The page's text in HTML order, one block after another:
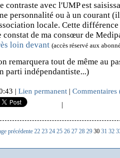
contraste avec l'UMP est
personnalité ou à un courant
locale. Cette
constat de ma consœur de
loin devant (accès réservé aux
remarquera tout de même au
parti indépendantiste...)
| Lien permanent | Commentaires
|
précédente 22 23 24 25 26 27 28 29 30 31 32